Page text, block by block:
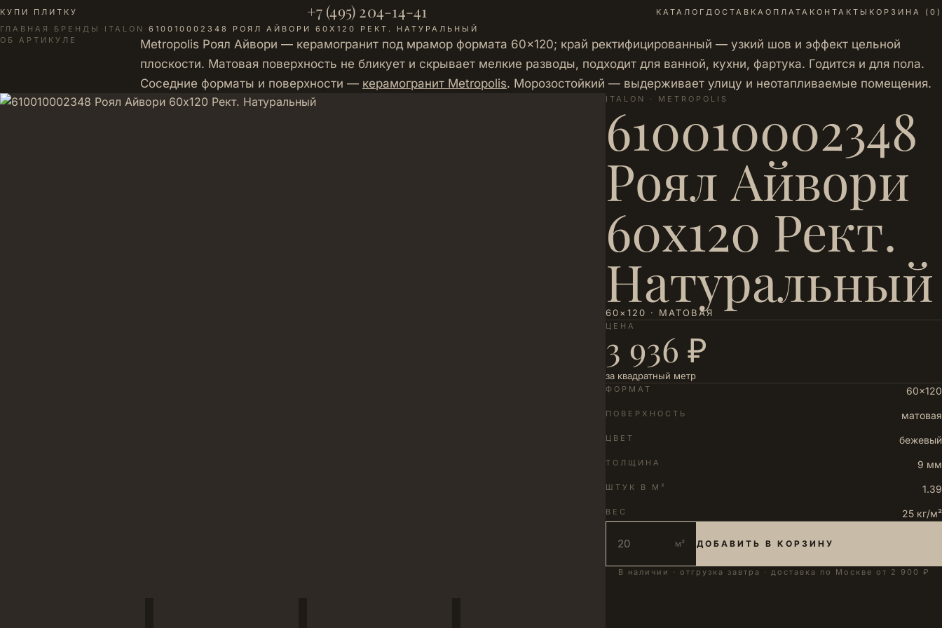
КУПИ ПЛИТКУ +7 (495) 204-14-41 КАТАЛОГ ДОСТАВКА ОПЛАТА КОНТАКТЫ КОРЗИНА ( 0 )
ГЛАВНАЯ · БРЕНДЫ · ITALON · 610010002348 РOЯЛ АЙВОРИ 60Х120 РЕКТ. НАТУРАЛЬНЫЙ
ОБ АРТИКУЛЕ
Metropolis Рoял Айвори — керамогранит под мрамор формата 60×120; край ректифицированный — узкий шов и эффект цельной
плоскости. Матовая поверхность не бликует и скрывает мелкие разводы, подходит для ванной, кухни, фартука. Годится и для пола.
Соседние форматы и поверхности — керамогранит Metropolis. Морозостойкий — выдерживает улицу и неотапливаемые помещения.
ITALON · METROPOLIS
610010002348
Рoял Айвори
60х120 Рект.
Натуральный
60×120 · МАТОВАЯ
ЦЕНА
3 936 ₽
за квадратный метр
ФОРМАТ 60×120
ПОВЕРХНОСТЬ матовая
ЦВЕТ бежевый
ТОЛЩИНА 9 мм
ШТУК В М² 1.39
ВЕС 25 кг/м²
м² ДОБАВИТЬ В КОРЗИНУ
В наличии · отгрузка завтра · доставка по Москве от 2 900 ₽